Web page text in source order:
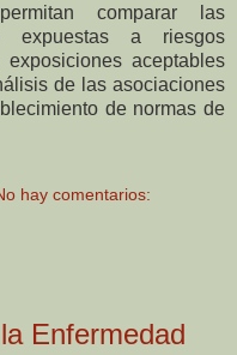
comparar las
expuestas a riesgos
aceptables
de las asociaciones
de normas de
hay comentarios:
Enfermedad